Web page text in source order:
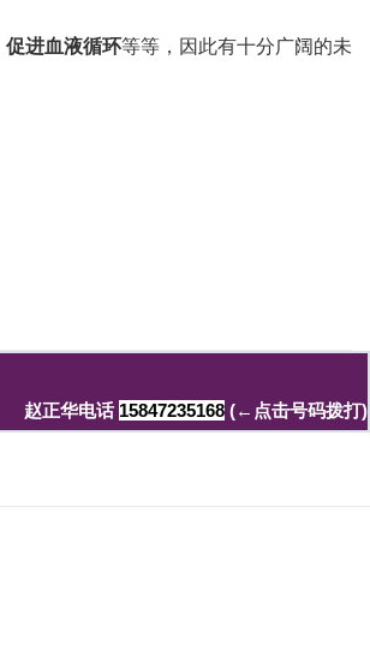
进血液循环等等，因此有十分广阔的未
赵正华电话 15847235168 (←点击号码拨打)